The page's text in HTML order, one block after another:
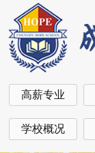
高薪专业
学校概况